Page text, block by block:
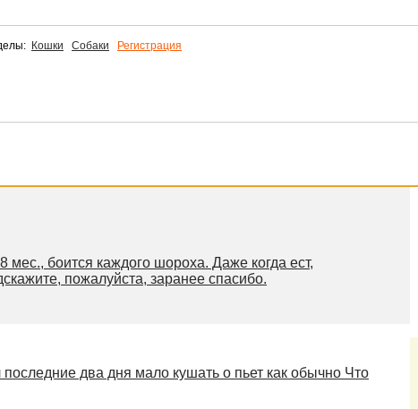
Кошки Собаки Регистрация
мес., боится каждого шороха. Даже когда ест,
пожалуйста, заранее спасибо.
два дня мало кушать о пьет как обычно Что